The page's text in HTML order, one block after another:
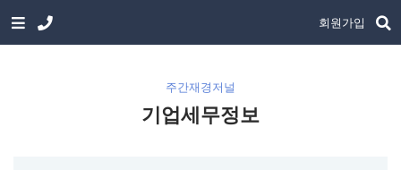
회원가입
주간재경저널
기업세무정보